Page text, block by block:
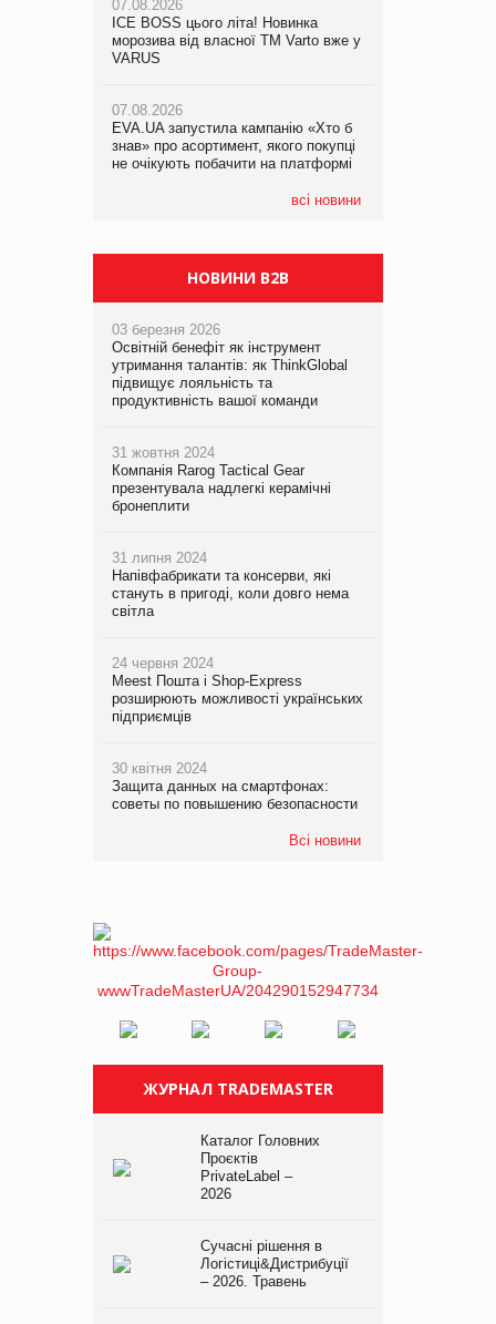
07.08.2026
ICE BOSS цього літа! Новинка
морозива від власної ТМ Varto вже у
VARUS
07.08.2026
EVA.UA запустила кампанію «Хто б
знав» про асортимент, якого покупці
не очікують побачити на платформі
всі новини
06.08.2026
Смачна новинка для хвостатих: у
VARUS з’явилися паучі Varto Paw
05.08.2026
Мережа супермаркетів VARUS купує
мережу магазинів формату
компанія налічуватиме 374 магазини
07.08.2026
Франція заборонила рекламні дзвінки
НОВИНИ B2B
03 березня 2026
Освітній бенефіт як інструмент
утримання талантів: як ThinkGlobal
підвищує лояльність та
продуктивність вашої команди
31 жовтня 2024
Компанія Rarog Tactical Gear
презентувала надлегкі керамічні
бронеплити
31 липня 2024
Напівфабрикати та консерви, які
стануть в пригоді, коли довго нема
світла
24 червня 2024
Meest Пошта і Shop-Express
розширюють можливості українських
підприємців
30 квітня 2024
Защита данных на смартфонах:
советы по повышению безопасности
Всі новини
ЖУРНАЛ TRADEMASTER
Каталог Головних
Проєктів
PrivateLabel –
2026
Сучасні рішення в
Логістиці&Дистрибуції
– 2026. Травень